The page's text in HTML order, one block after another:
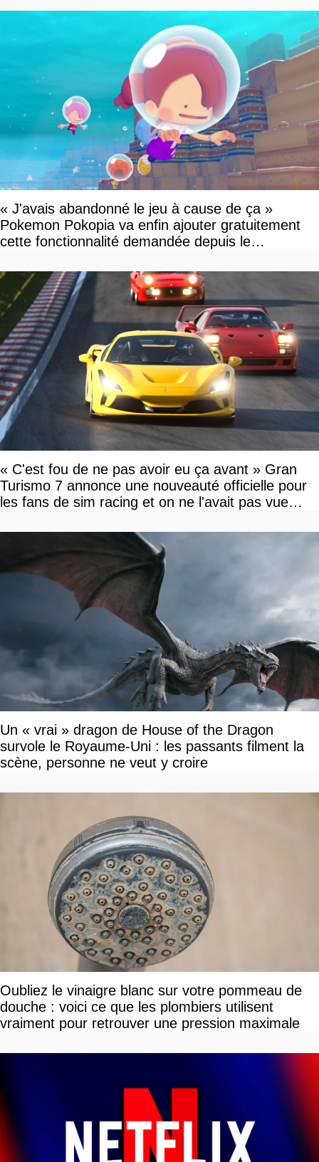
« J'avais abandonné le jeu à cause de ça »
Pokemon Pokopia va enfin ajouter gratuitement
cette fonctionnalité demandée depuis le
« C'est fou de ne pas avoir eu ça avant » Gran
Turismo 7 annonce une nouveauté officielle pour
les fans de sim racing et on ne l'avait pas vue
Un « vrai » dragon de House of the Dragon
survole le Royaume-Uni : les passants filment la
scène, personne ne veut y croire
Oubliez le vinaigre blanc sur votre pommeau de
douche : voici ce que les plombiers utilisent
vraiment pour retrouver une pression maximale